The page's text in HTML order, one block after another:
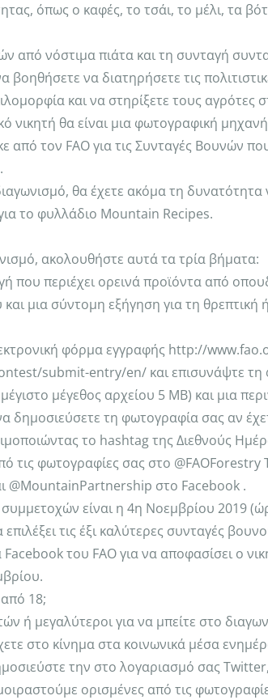
όπως ο καφές, το τσάι, το μέλι, τα
από νόστιμα πιάτα και τη συνταγή
βοηθήσετε να διατηρήσετε τις
και να στηρίξετε τους αγρότες
νικητή θα είναι μια φωτογραφική
από τον FAO για τις Συνταγές Βουνών
θα έχετε ακόμα τη δυνατότητα
το φυλλάδιο Mountain Recipes.
ακολουθήστε αυτά τα τρία βήματα:
που περιέχει ορεινά προϊόντα από
μια σύντομη εξήγηση για τη θρεπτική
φόρμα εγγραφής http://
submit-entry/en/ και επισυνάψτε τη
μέγεθος αρχείου 5 MB) και μια
δημοσιεύσετε τη φωτογραφία σας αν
το hashtag της Διεθνούς
τις φωτογραφίες σας στο
@MountainPartnership στο Facebook .
είναι η 4η Νοεμβρίου 2019
τις έξι καλύτερες συνταγές
του FAO για να αποφασίσει ο
από 18;
ή μεγαλύτεροι για να μπείτε στο
στο κίνημα στα κοινωνικά μέσα
την στο λογαριασμό σας
ορισμένες από τις